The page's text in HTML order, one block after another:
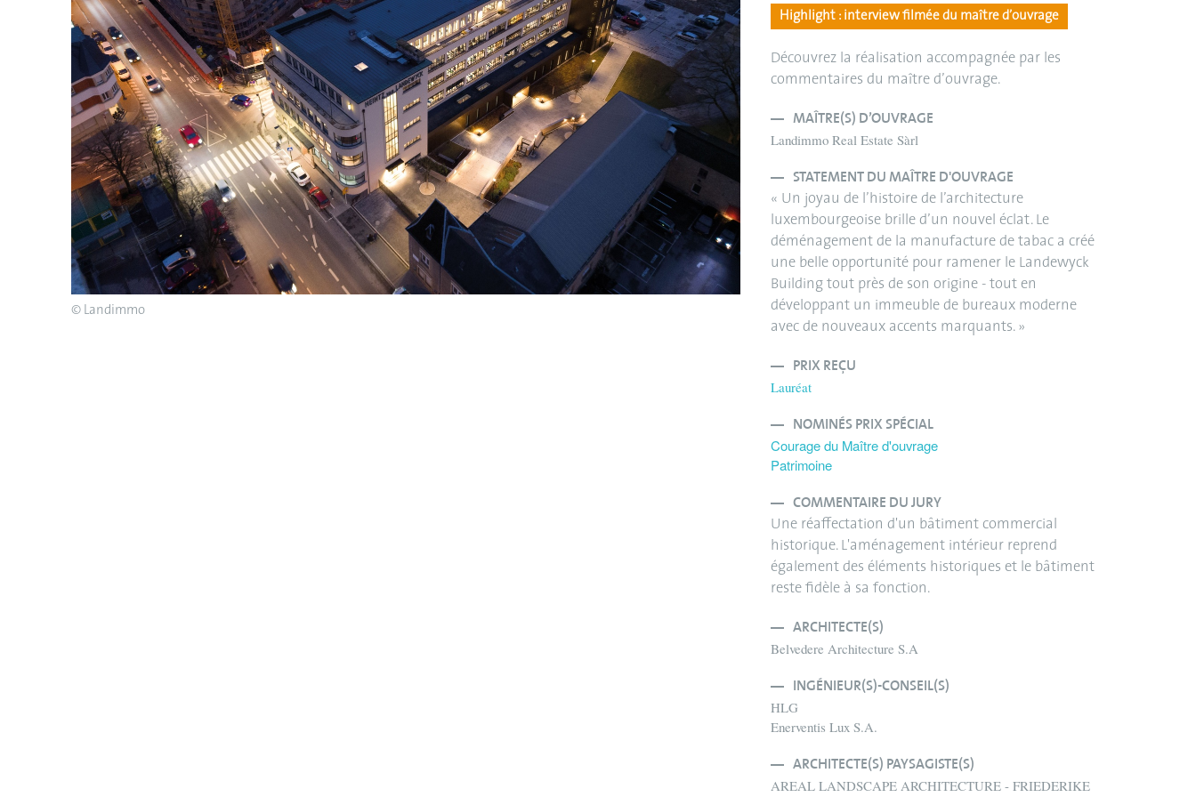
Highlight : interview filmée du maître d’ouvrage
Découvrez la réalisation accompagnée par les
commentaires du maître d’ouvrage.
MAÎTRE(S) D’OUVRAGE
Landimmo Real Estate Sàrl
STATEMENT DU MAÎTRE D'OUVRAGE
« Un joyau de l’histoire de l’architecture
luxembourgeoise brille d’un nouvel éclat. Le
déménagement de la manufacture de tabac a créé
une belle opportunité pour ramener le Landewyck
Building tout près de son origine - tout en
développant un immeuble de bureaux moderne
avec de nouveaux accents marquants. »
PRIX REÇU
Lauréat
NOMINÉS PRIX SPÉCIAL
Courage du Maître d'ouvrage
Patrimoine
COMMENTAIRE DU JURY
Une réaffectation d'un bâtiment commercial
historique. L'aménagement intérieur reprend
également des éléments historiques et le bâtiment
reste fidèle à sa fonction.
ARCHITECTE(S)
Belvedere Architecture S.A
INGÉNIEUR(S)-CONSEIL(S)
HLG
Enerventis Lux S.A.
ARCHITECTE(S) PAYSAGISTE(S)
AREAL LANDSCAPE ARCHITECTURE - FRIEDERIKE
© Landimmo